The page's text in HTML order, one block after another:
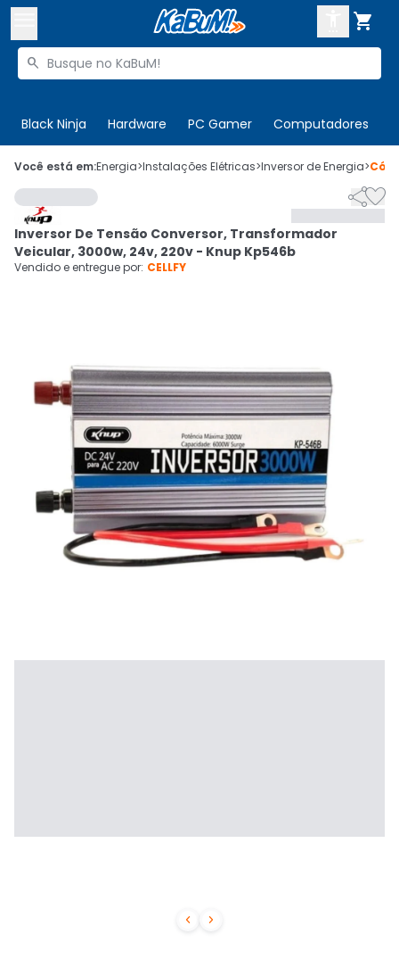

Buscar produtos

Black Ninja Hardware PC Gamer Computadores
 Olá. Acesse sua conta
 Departamentos
Cupons
CADASTRE-SE
Você está em:Energia>Instalações Elétricas>Inversor de Energia>
 

Inversor De Tensão Conversor, Transformador
Veicular, 3000w, 24v, 220v - Knup Kp546b
Vendido e entregue por: CELLFY